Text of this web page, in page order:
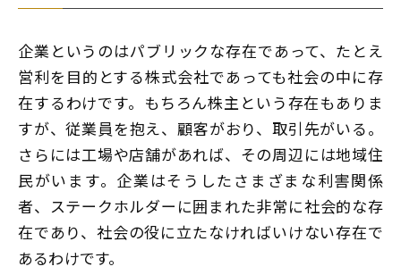
企業というのはパブリックな存在であって、たとえ
営利を目的とする株式会社であっても社会の中に存
在するわけです。もちろん株主という存在もありま
すが、従業員を抱え、顧客がおり、取引先がいる。
さらには工場や店舗があれば、その周辺には地域住
民がいます。企業はそうしたさまざまな利害関係
者、ステークホルダーに囲まれた非常に社会的な存
在であり、社会の役に立たなければいけない存在で
あるわけです。